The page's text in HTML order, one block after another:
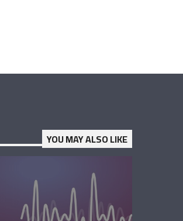
YOU MAY ALSO LIKE